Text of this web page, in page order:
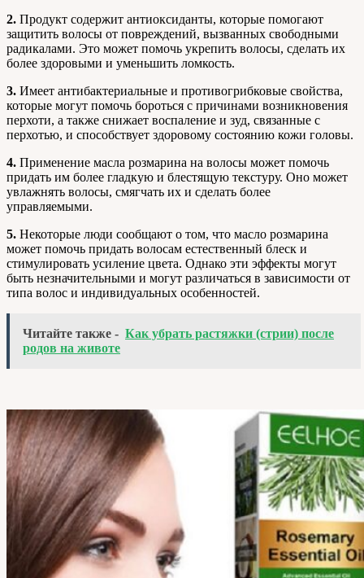
2. Продукт содержит антиоксиданты, которые помогают
защитить волосы от повреждений, вызванных свободными
радикалами. Это может помочь укрепить волосы, сделать их
более здоровыми и уменьшить ломкость.
3. Имеет антибактериальные и противогрибковые свойства,
которые могут помочь бороться с причинами возникновения
перхоти, а также снижает воспаление и зуд, связанные с
перхотью, и способствует здоровому состоянию кожи головы.
4. Применение масла розмарина на волосы может помочь
придать им более гладкую и блестящую текстуру. Оно может
увлажнять волосы, смягчать их и сделать более
управляемыми.
5. Некоторые люди сообщают о том, что масло розмарина
может помочь придать волосам естественный блеск и
стимулировать усиление цвета. Однако эти эффекты могут
быть незначительными и могут различаться в зависимости от
типа волос и индивидуальных особенностей.
Читайте также - Как убрать растяжки (стрии) после
родов на животе